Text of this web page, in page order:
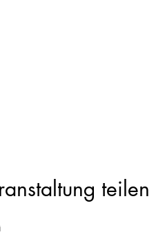
teilen